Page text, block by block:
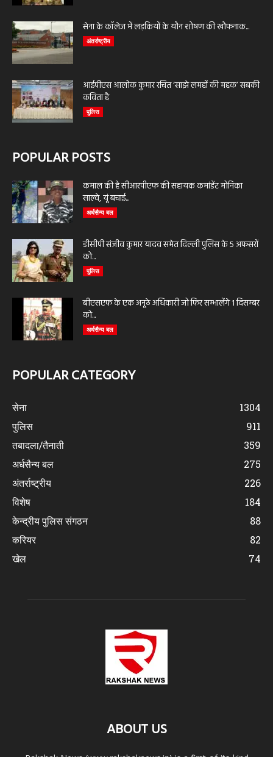
सेना के कॉलेज में लड़कियों के यौन शोषण की खौफनाक...
अंतर्राष्ट्रीय
आईपीएस आलोक कुमार रचित ‘साझे लमहों की महक’ सबकी
कविता है
पुलिस
POPULAR POSTS
कमाल की है सीआरपीएफ की सहायक कमांडेंट मोनिका
साल्वे, यूं बचाई...
अर्धसैन्य बल
डीसीपी संजीव कुमार यादव समेत दिल्ली पुलिस के 5 अफसरों
को...
पुलिस
बीएसएफ के एक अनूठे अधिकारी जो फिर सम्भालेंगे 1 दिसम्बर
को...
अर्धसैन्य बल
POPULAR CATEGORY
सेना
1304
पुलिस
911
तबादला/तैनाती
359
अर्धसैन्य बल
275
अंतर्राष्ट्रीय
226
विशेष
184
केन्द्रीय पुलिस संगठन
88
करियर
82
खेल
74
ABOUT US